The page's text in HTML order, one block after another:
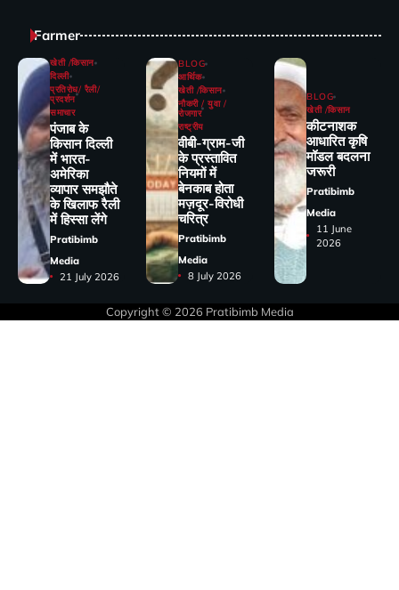
Farmer
खेती /किसान
दिल्ली
प्रतिरोध/ रैली/
प्रदर्शन
समाचार
पंजाब के
किसान दिल्ली
में भारत-
अमेरिका
व्यापार समझौते
के खिलाफ रैली
में हिस्सा लेंगे
Pratibimb
Media
21 July 2026
BLOG
आर्थिक
खेती /किसान
नौकरी / युवा /
रोजगार
राष्ट्रीय
वीबी-ग्राम-जी
के प्रस्तावित
नियमों में
बेनकाब होता
मज़दूर-विरोधी
चरित्र
Pratibimb
Media
8 July 2026
BLOG
खेती /किसान
कीटनाशक
आधारित कृषि
मॉडल बदलना
जरूरी
Pratibimb
Media
11 June
2026
Copyright © 2026 Pratibimb Media